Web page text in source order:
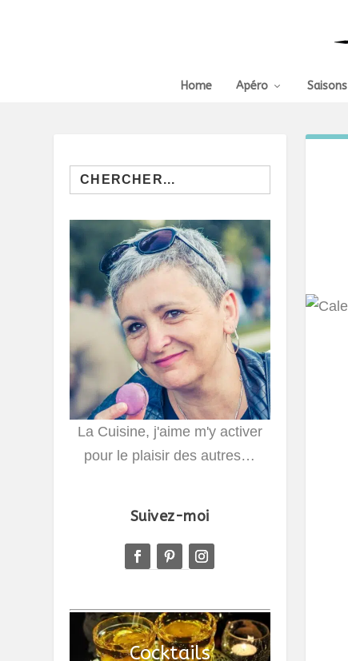
Home Apéro Saisons
Search
for:
La Cuisine, j'aime m'y activer
pour le plaisir des autres…
Suivez-moi